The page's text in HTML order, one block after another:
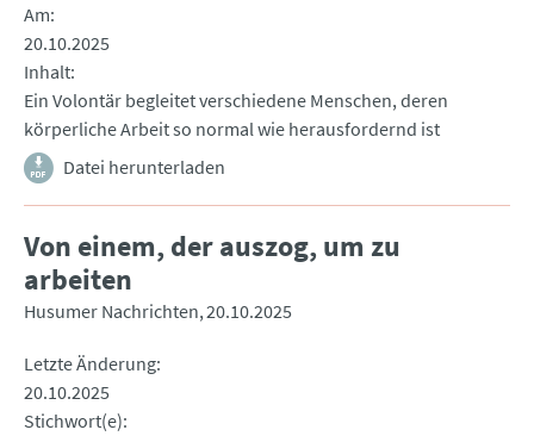
Am
20.10.2025
Inhalt
Ein Volontär begleitet verschiedene Menschen, deren
körperliche Arbeit so normal wie herausfordernd ist
Datei herunterladen
Von einem, der auszog, um zu
arbeiten
Husumer Nachrichten 20.10.2025
Letzte Änderung
20.10.2025
Stichwort(e)